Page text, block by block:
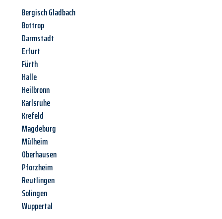
Bergisch Gladbach
Bottrop
Darmstadt
Erfurt
Fürth
Halle
Heilbronn
Karlsruhe
Krefeld
Magdeburg
Mülheim
Oberhausen
Pforzheim
Reutlingen
Solingen
Wuppertal